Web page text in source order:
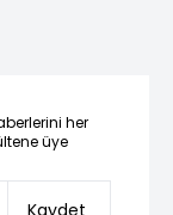
her
üye
Kaydet